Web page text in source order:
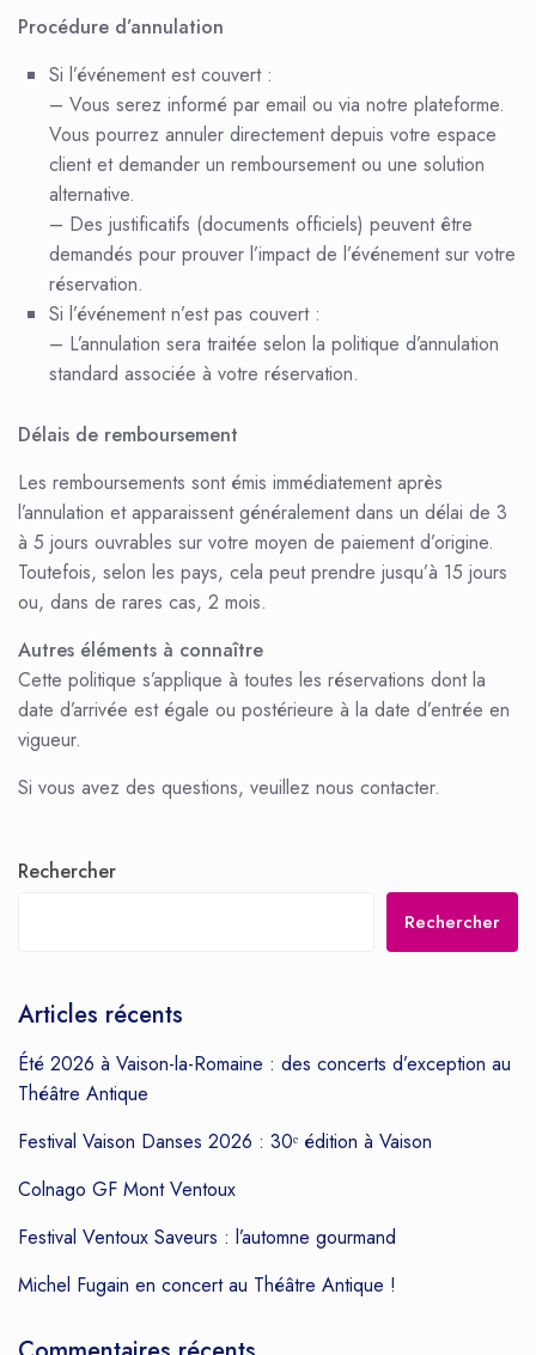
Procédure d’annulation
Si l’événement est couvert :
– Vous serez informé par email ou via notre plateforme.
Vous pourrez annuler directement depuis votre espace
client et demander un remboursement ou une solution
alternative.
– Des justificatifs (documents officiels) peuvent être
demandés pour prouver l’impact de l’événement sur votre
réservation.
Si l’événement n’est pas couvert :
– L’annulation sera traitée selon la politique d’annulation
standard associée à votre réservation.
Délais de remboursement
Les remboursements sont émis immédiatement après
l’annulation et apparaissent généralement dans un délai de 3
à 5 jours ouvrables sur votre moyen de paiement d’origine.
Toutefois, selon les pays, cela peut prendre jusqu’à 15 jours
ou, dans de rares cas, 2 mois.
Autres éléments à connaître
Cette politique s’applique à toutes les réservations dont la
date d’arrivée est égale ou postérieure à la date d’entrée en
vigueur.
Si vous avez des questions, veuillez nous contacter.
Rechercher
Rechercher
Articles récents
Été 2026 à Vaison-la-Romaine : des concerts d’exception au
Théâtre Antique
Festival Vaison Danses 2026 : 30ᵉ édition à Vaison
Colnago GF Mont Ventoux
Festival Ventoux Saveurs : l’automne gourmand
Michel Fugain en concert au Théâtre Antique !